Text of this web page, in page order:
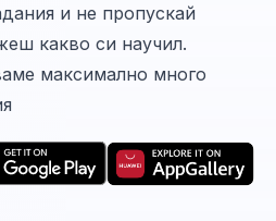
и не пропускай
какво си научил.
максимално много